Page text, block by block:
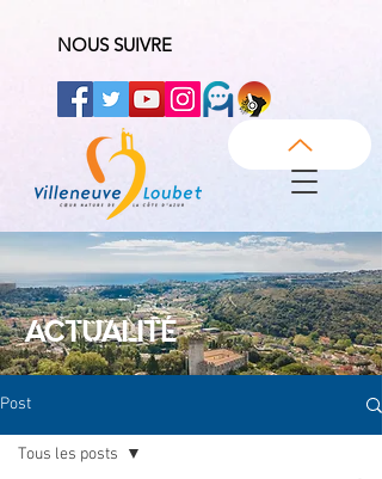
NOUS SUIVRE
ACTUALITÉ
Post
Tous les posts